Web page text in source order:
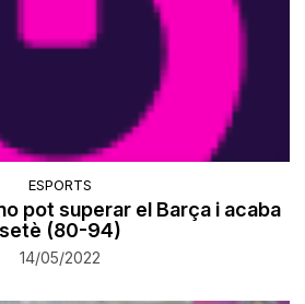
ESPORTS
pot superar el Barça i acaba
setè (80-94)
14/05/2022